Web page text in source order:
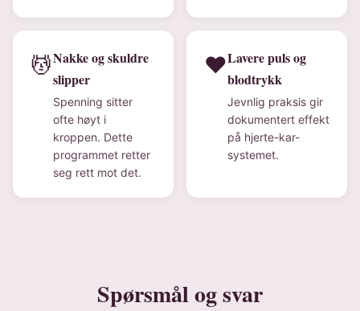
💆Nakke og skuldre
slipper
Spenning sitter
ofte høyt i
kroppen. Dette
programmet retter
seg rett mot det.
❤️Lavere puls og
blodtrykk
Jevnlig praksis gir
dokumentert effekt
på hjerte-kar-
systemet.
Spørsmål og svar